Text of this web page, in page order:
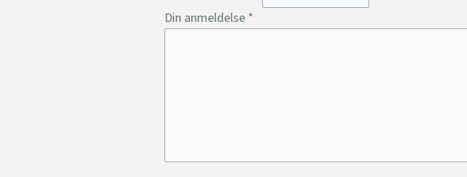
Din anmeldelse *